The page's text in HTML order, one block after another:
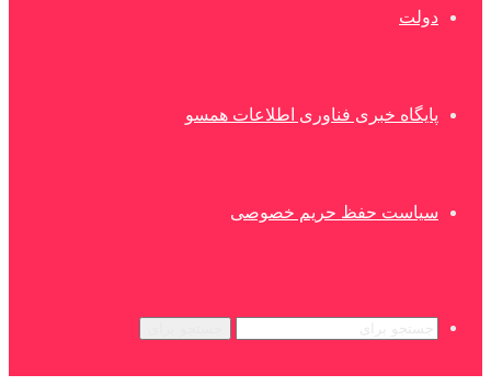
دولت
پایگاه خبری فناوری اطلاعات همسو
سیاست حفظ حریم خصوصی